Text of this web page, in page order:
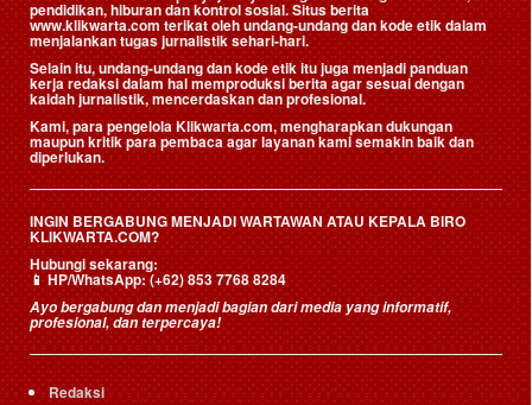
pendidikan, hiburan dan kontrol sosial. Situs berita
www.klikwarta.com terikat oleh undang-undang dan kode etik dalam
menjalankan tugas jurnalistik sehari-hari.
Selain itu, undang-undang dan kode etik itu juga menjadi panduan
kerja redaksi dalam hal memproduksi berita agar sesuai dengan
kaidah jurnalistik, mencerdaskan dan profesional.
Kami, para pengelola Klikwarta.com, mengharapkan dukungan
maupun kritik para pembaca agar layanan kami semakin baik dan
diperlukan.
INGIN BERGABUNG MENJADI WARTAWAN ATAU KEPALA BIRO
KLIKWARTA.COM?
Hubungi sekarang:
📱HP/WhatsApp:(+62) 853 7768 8284
Ayo bergabung dan menjadi bagian dari media yang informatif,
profesional, dan terpercaya!
Redaksi